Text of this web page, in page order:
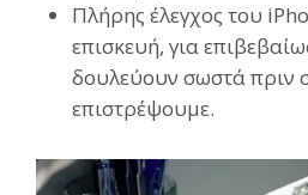
Πλήρης έλεγχος του
επισκευή, για
δουλεύουν σωστά πριν
επιστρέψουμε.